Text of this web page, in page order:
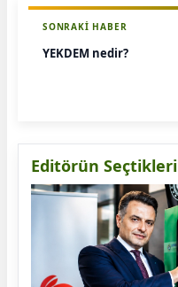
SONRAKI HABER
YEKDEM nedir?
Editörün Seçtikleri